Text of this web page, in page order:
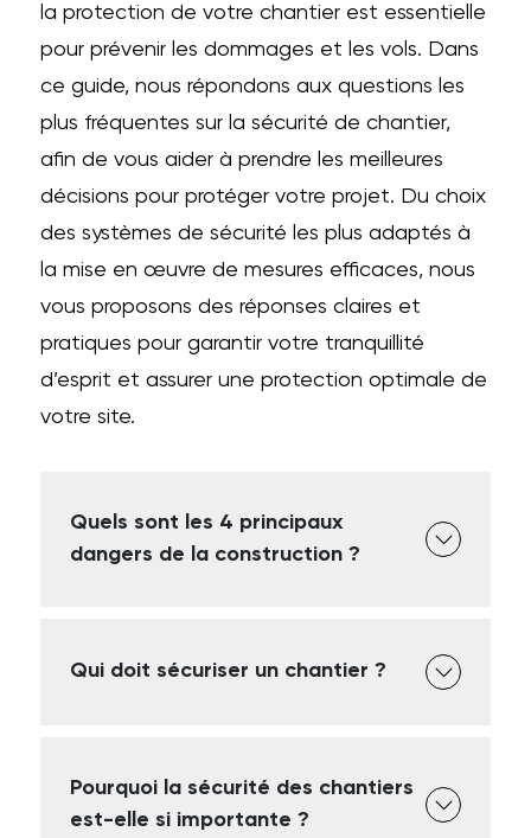
la protection de votre chantier est essentielle
pour prévenir les dommages et les vols. Dans
ce guide, nous répondons aux questions les
plus fréquentes sur la sécurité de chantier,
afin de vous aider à prendre les meilleures
décisions pour protéger votre projet. Du choix
des systèmes de sécurité les plus adaptés à
la mise en œuvre de mesures efficaces, nous
vous proposons des réponses claires et
pratiques pour garantir votre tranquillité
d’esprit et assurer une protection optimale de
votre site.
Quels sont les 4 principaux
dangers de la construction ?
Qui doit sécuriser un chantier ?
Pourquoi la sécurité des chantiers
est-elle si importante ?